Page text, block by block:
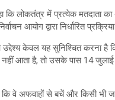
कि लोकतंत्र में प्रत्येक मतदाता
आयोग द्वारा निर्धारित
केवल यह सुनिश्चित करना है
नहीं आता है, तो उसके पास 14
अफवाहों से बचें और किसी भी